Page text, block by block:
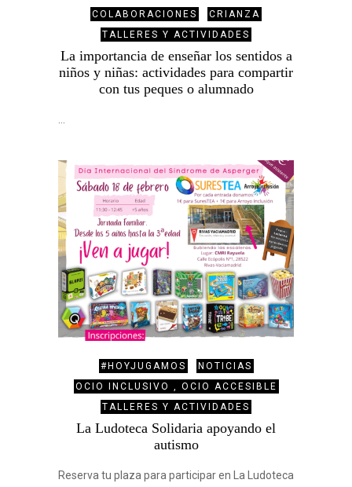
COLABORACIONES
CRIANZA
TALLERES Y ACTIVIDADES
La importancia de enseñar los sentidos a
niños y niñas: actividades para compartir
con tus peques o alumnado
#HOYJUGAMOS
NOTICIAS
OCIO INCLUSIVO , OCIO ACCESIBLE
TALLERES Y ACTIVIDADES
La Ludoteca Solidaria apoyando el
autismo
Reserva tu plaza para participar en La Ludoteca